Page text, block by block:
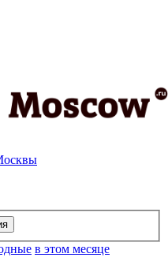
в этом месяце